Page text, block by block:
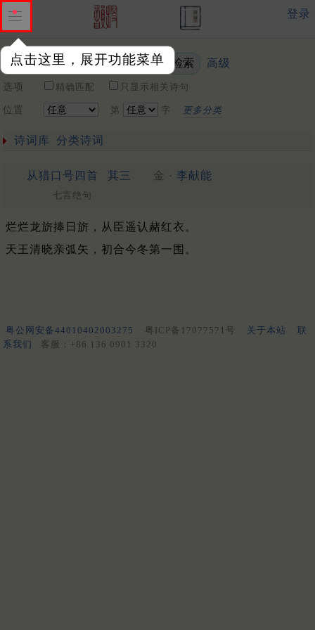
点击这里，展开功能菜单
登录
关键词 高级
选项 精确匹配 只显示相关诗句
位置 第 字 更多分类
诗词库 分类诗词
从猎口号四首 其三 金 · 李献能
七言绝句
烂烂龙旂捧日旂，从臣遥认赭红衣。
天王清晓亲弧矢，初合今冬第一围。
粤公网安备44010402003275 粤ICP备17077571号 关于本站
联
系我们
客服：+86 136 0901 3320